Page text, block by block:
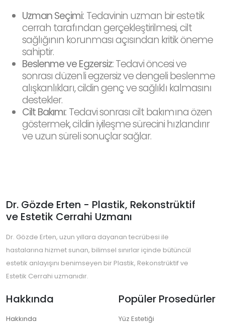
Uzman Seçimi: Tedavinin uzman bir estetik
cerrah tarafından gerçekleştirilmesi, cilt
sağlığının korunması açısından kritik öneme
sahiptir.
Beslenme ve Egzersiz:Tedavi öncesi ve
sonrası düzenli egzersiz ve dengeli beslenme
alışkanlıkları, cildin genç ve sağlıklı kalmasını
destekler.
Cilt Bakımı: Tedavi sonrası cilt bakımına özen
göstermek, cildin iyileşme sürecini hızlandırır
ve uzun süreli sonuçlar sağlar.
Dr. Gözde Erten - Plastik, Rekonstrüktif
ve Estetik Cerrahi Uzmanı
Dr. Gözde Erten, uzun yıllara dayanan tecrübesi ile
hastalarına hizmet sunan, bilimsel sınırlar içinde bütüncül
estetik anlayışını benimseyen bir Plastik, Rekonstrüktif ve
Estetik Cerrahi uzmanıdır.
Hakkında
Hakkında
Popüler Prosedürler
Yüz Estetiği